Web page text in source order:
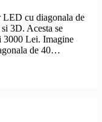
LED cu diagonala de
3D. Acesta se
3000 Lei. Imagine
de 40…